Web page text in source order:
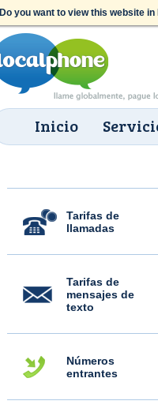
Do you want to view this website in
Inicio
Tarifas de
llamadas
Tarifas de
mensajes de
texto
Números
entrantes